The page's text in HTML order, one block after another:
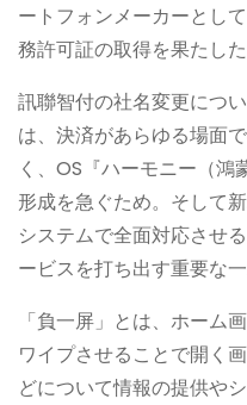
ートフォンメーカーとし
務許可証の取得を果たした
訊聯智付の社名変更につ
は、決済があらゆる場面
く、OS『ハーモニー（
形成を急ぐため。そして
システムで全面対応させ
ービスを打ち出す重要な
「負一屏」とは、ホーム
ワイプさせることで開く
どについて情報の提供や